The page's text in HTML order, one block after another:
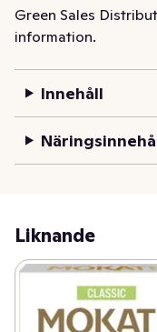
Green Sales
information.
Innehåll
Liknande